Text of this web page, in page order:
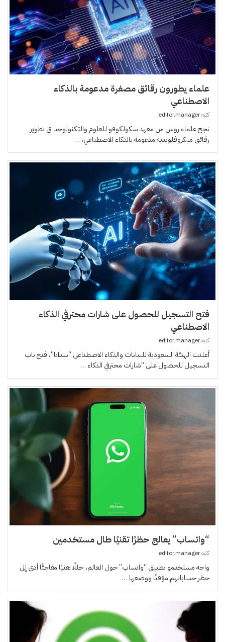
علماء يطورون رقائق مصغرة مدعومة بالذكاء
الاصطناعي
كتبهeditor.manager
نجح علماء روس من معهد سكولكوفو للعلوم والتكنولوجيا في تطوير
رقائق ميكروفلويدية مدعومة بالذكاء الاصطناعي، …
فتح التسجيل للحصول على شارات محترفي الذكاء
الاصطناعي
كتبهeditor.manager
أعلنت الهيئة السعودية للبيانات والذكاء الاصطناعي “سدايا”، فتح باب
التسجيل للحصول على “شارات محترفي الذكاء …
“واتساب” يعالج حظرًا تقنيًا طال مستخدمين
كتبهeditor.manager
واجه مستخدمو تطبيق “واتساب” حول العالم، خللًا تقنيًا مفاجئًا أدى إلى
حظر حساباتهم مؤقتًا ووضعها …